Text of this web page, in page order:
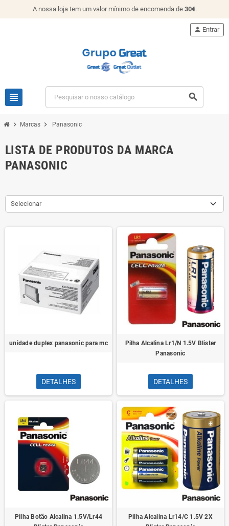
A nossa loja tem um valor mínimo de encomenda de 30€.
view_headline search
person Entrar
chevron_right Marcas chevron_right Panasonic
LISTA DE PRODUTOS DA MARCA
PANASONIC
Selecionar
unidade duplex panasonic para mc
DETALHES
Pilha Alcalina Lr1/N 1.5V Blister
Panasonic
DETALHES
Pilha Botão Alcalina 1.5V/Lr44
Pilha Alcalina Lr14/C 1.5V 2X